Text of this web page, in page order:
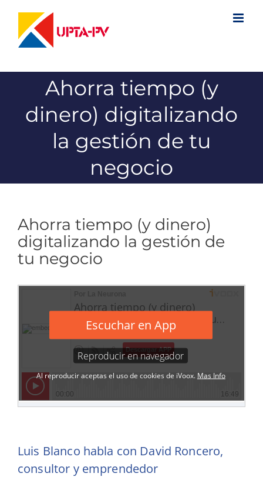
contenido
Ahorra tiempo (y
dinero) digitalizando
la gestión de tu
negocio
Ahorra tiempo (y dinero)
digitalizando la gestión de
tu negocio
Luis Blanco habla con David Roncero,
consultor y emprendedor